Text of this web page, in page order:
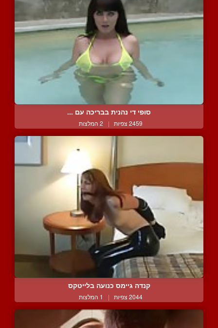
סופי די נהנית בבריכה עם ...
2459 צפיות | 2 המלצות
קנדה גיימס כנועה בלייטקס
2044 צפיות | 1 המלצות